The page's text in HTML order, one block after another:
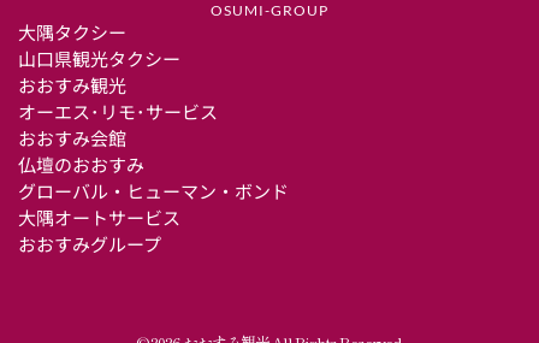
OSUMI-GROUP
大隅タクシー
山口県観光タクシー
おおすみ観光
オーエス･リモ･サービス
おおすみ会館
仏壇のおおすみ
グローバル・ヒューマン・ボンド
大隅オートサービス
おおすみグループ